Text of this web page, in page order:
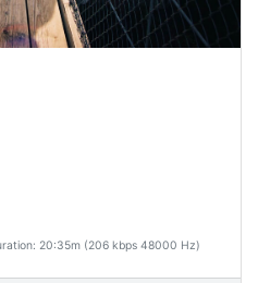
20:35m (206 kbps 48000 Hz)